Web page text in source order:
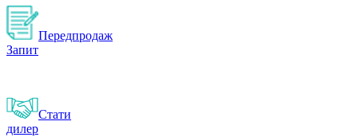
Передпродаж
Запит
Стати
дилер